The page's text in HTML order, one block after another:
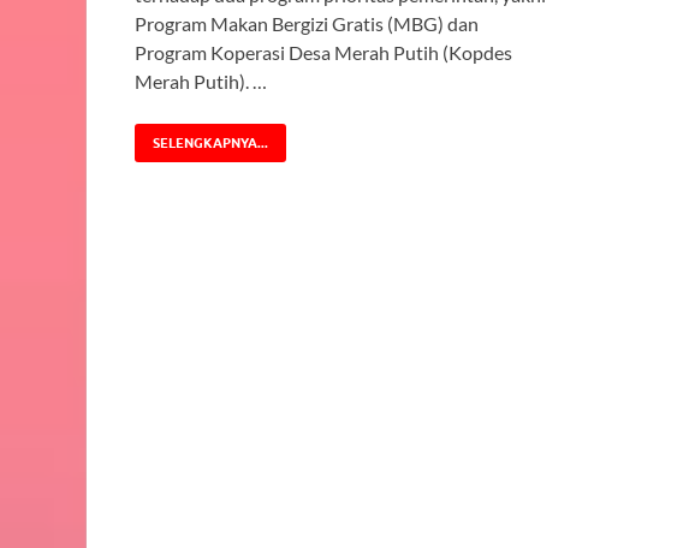
Program Makan Bergizi Gratis (MBG) dan
Program Koperasi Desa Merah Putih (Kopdes
Merah Putih). …
SELENGKAPNYA...